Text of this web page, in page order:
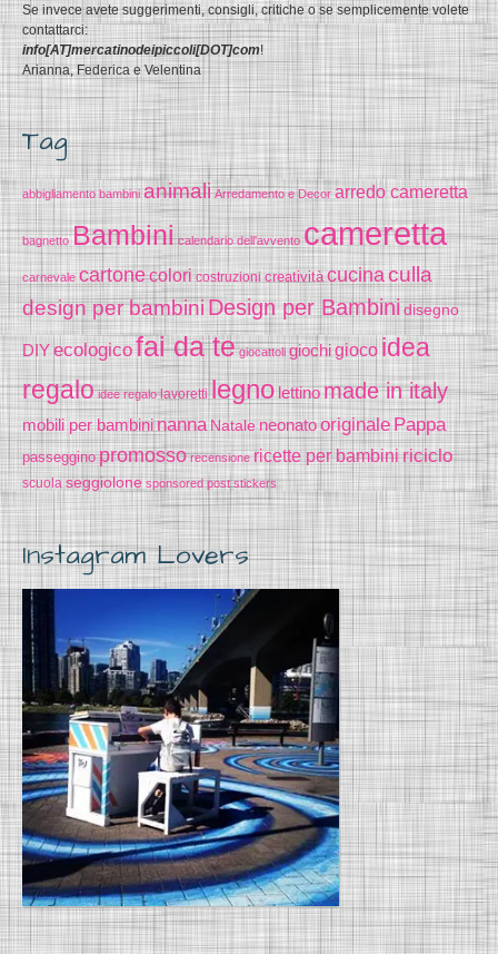
Se invece avete suggerimenti, consigli, critiche o se semplicemente volete
contattarci:
info[AT]mercatinodeipiccoli[DOT]com!
Arianna, Federica e Velentina
Tag
abbigliamento bambini animali Arredamento e Decor arredo cameretta
bagnetto Bambini calendario dell'avvento cameretta
carnevale cartonecolori costruzioni creatività cucinaculla
design per bambiniDesign per Bambinidisegno
DIYecologicofai da te giocattoli giochigiocoidea
regalo idee regalo lavoretti legno lettinomade in italy
mobili per bambininannaNatale neonatooriginale Pappa
passeggino promosso recensione ricette per bambiniriciclo
scuola seggiolone sponsored post stickers
Instagram Lovers